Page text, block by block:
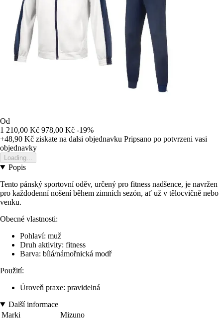
Od
1 210,00 Kč 978,00 Kč -19%
+48,90 Kč ziskate na dalsi objednavku Pripsano po potvrzeni vasi
objednavky
Loading...
Popis
Tento pánský sportovní oděv, určený pro fitness nadšence, je navržen
pro každodenní nošení během zimních sezón, ať už v tělocvičně nebo
venku.
Obecné vlastnosti:
Pohlaví: muž
Druh aktivity: fitness
Barva: bílá/námořnická modř
Použití:
Úroveň praxe: pravidelná
Další informace
Marki
Mizuno